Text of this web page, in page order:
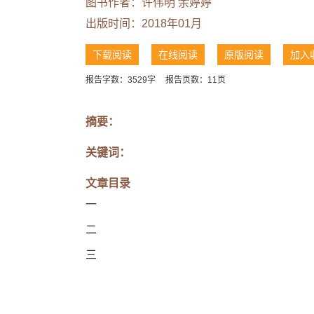
出版时间：2018年01月
下载阅读 在线阅读 原版阅读 加入
报告字数：3529字 报告页数：11页
摘要：
关键词：
文章目录
一
二
三